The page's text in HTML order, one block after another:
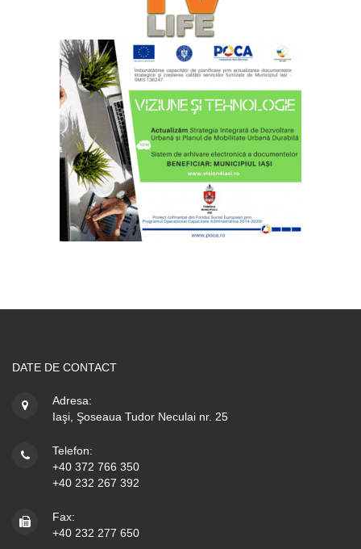
DATE DE CONTACT
Adresa:
Iaşi, Şoseaua Tudor Neculai nr. 25
Telefon:
+40 372 766 350
+40 232 267 392
Fax:
+40 232 277 650